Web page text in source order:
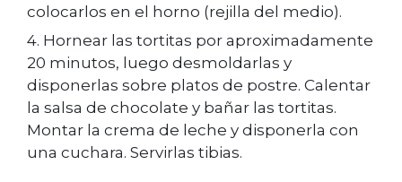
colocarlos en el horno (rejilla del medio).
4. Hornear las tortitas por aproximadamente
20 minutos, luego desmoldarlas y
disponerlas sobre platos de postre. Calentar
la salsa de chocolate y bañar las tortitas.
Montar la crema de leche y disponerla con
una cuchara. Servirlas tibias.